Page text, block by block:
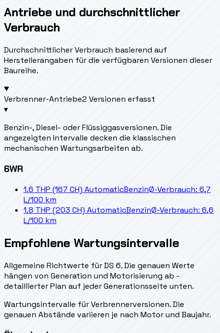
Antriebe und durchschnittlicher
Verbrauch
Durchschnittlicher Verbrauch basierend auf
Herstellerangaben für die verfügbaren Versionen dieser
Baureihe.
Verbrenner-Antriebe2 Versionen erfasst
▾
Benzin-, Diesel- oder Flüssiggasversionen. Die
angezeigten Intervalle decken die klassischen
mechanischen Wartungsarbeiten ab.
6WR
1.6 THP (167 CH) AutomaticBenzinØ-Verbrauch: 6,7
L/100 km
1.8 THP (203 CH) AutomaticBenzinØ-Verbrauch: 6,6
L/100 km
Empfohlene Wartungsintervalle
Allgemeine Richtwerte für DS 6. Die genauen Werte
hängen von Generation und Motorisierung ab -
detaillierter Plan auf jeder Generationsseite unten.
Wartungsintervalle für Verbrennerversionen. Die
genauen Abstände variieren je nach Motor und Baujahr.